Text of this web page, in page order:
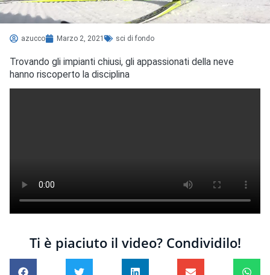
azucco Marzo 2, 2021 sci di fondo
Trovando gli impianti chiusi, gli appassionati della neve
hanno riscoperto la disciplina
Ti è piaciuto il video? Condividilo!